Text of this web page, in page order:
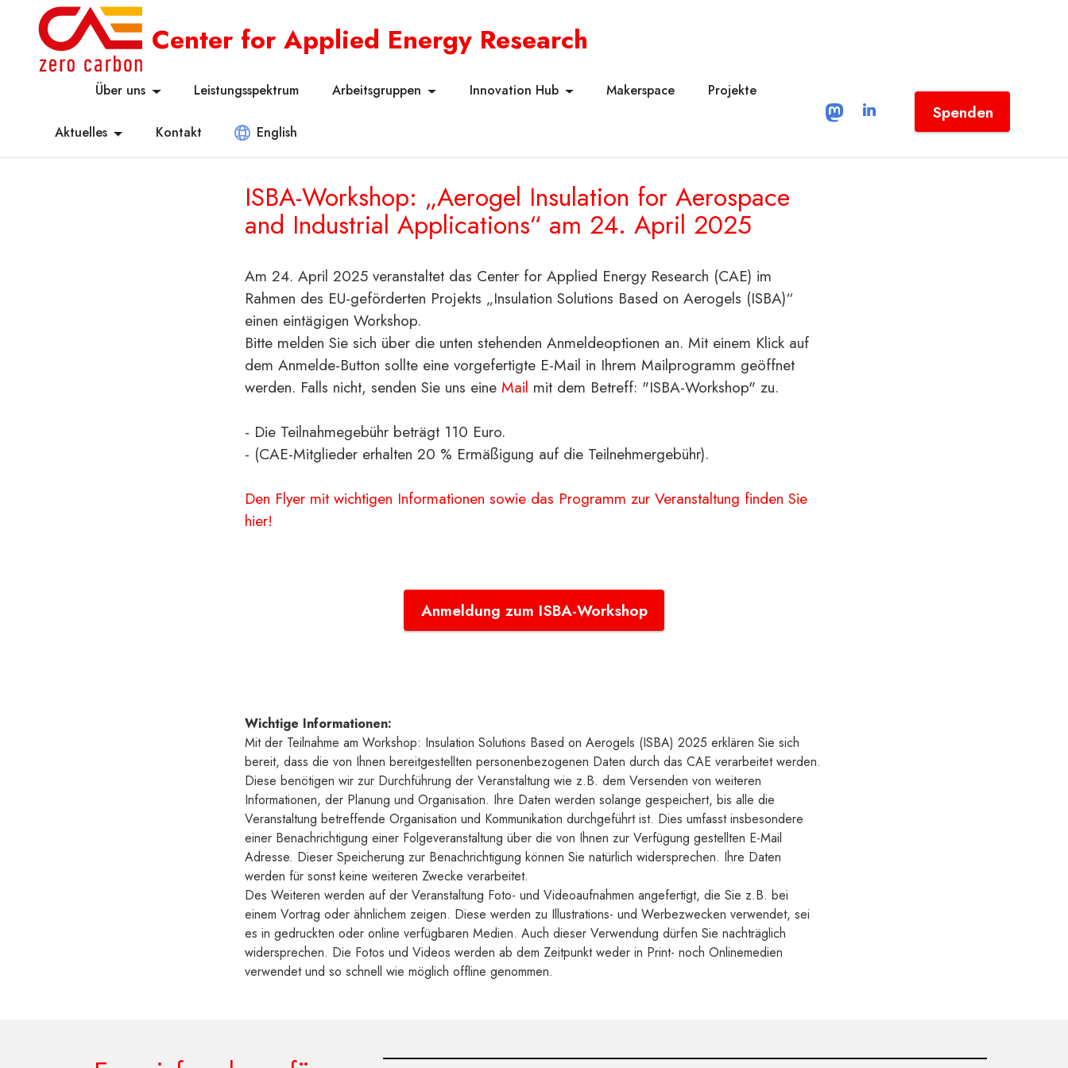
Center for Applied Energy Research
Über uns Leistungsspektrum Arbeitsgruppen Innovation Hub Makerspace Projekte
Aktuelles Kontakt English
Spenden
ISBA-Workshop: „Aerogel Insulation for Aerospace
and Industrial Applications“ am 24. April 2025
Am 24. April 2025 veranstaltet das Center for Applied Energy Research (CAE) im
Rahmen des EU-geförderten Projekts „Insulation Solutions Based on Aerogels (ISBA)“
einen eintägigen Workshop.
Bitte melden Sie sich über die unten stehenden Anmeldeoptionen an. Mit einem Klick auf
dem Anmelde-Button sollte eine vorgefertigte E-Mail in Ihrem Mailprogramm geöffnet
werden. Falls nicht, senden Sie uns eine Mail mit dem Betreff: "ISBA-Workshop" zu.
- Die Teilnahmegebühr beträgt 110 Euro.
- (CAE-Mitglieder erhalten 20 % Ermäßigung auf die Teilnehmergebühr).
Den Flyer mit wichtigen Informationen sowie das Programm zur Veranstaltung finden Sie
hier!
Anmeldung zum ISBA-Workshop
Wichtige Informationen:
Mit der Teilnahme am Workshop: Insulation Solutions Based on Aerogels (ISBA) 2025 erklären Sie sich
bereit, dass die von Ihnen bereitgestellten personenbezogenen Daten durch das CAE verarbeitet werden.
Diese benötigen wir zur Durchführung der Veranstaltung wie z.B. dem Versenden von weiteren
Informationen, der Planung und Organisation. Ihre Daten werden solange gespeichert, bis alle die
Veranstaltung betreffende Organisation und Kommunikation durchgeführt ist. Dies umfasst insbesondere
einer Benachrichtigung einer Folgeveranstaltung über die von Ihnen zur Verfügung gestellten E-Mail
Adresse. Dieser Speicherung zur Benachrichtigung können Sie natürlich widersprechen. Ihre Daten
werden für sonst keine weiteren Zwecke verarbeitet.
Des Weiteren werden auf der Veranstaltung Foto- und Videoaufnahmen angefertigt, die Sie z.B. bei
einem Vortrag oder ähnlichem zeigen. Diese werden zu Illustrations- und Werbezwecken verwendet, sei
es in gedruckten oder online verfügbaren Medien. Auch dieser Verwendung dürfen Sie nachträglich
widersprechen. Die Fotos und Videos werden ab dem Zeitpunkt weder in Print- noch Onlinemedien
verwendet und so schnell wie möglich offline genommen.